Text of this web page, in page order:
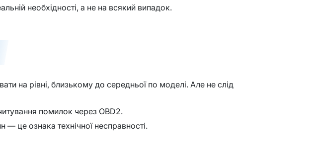
необхідності, а не на всякий випадок.
на рівні, близькому до середньої по моделі. Але не слід
помилок через OBD2.
— це ознака технічної несправності.